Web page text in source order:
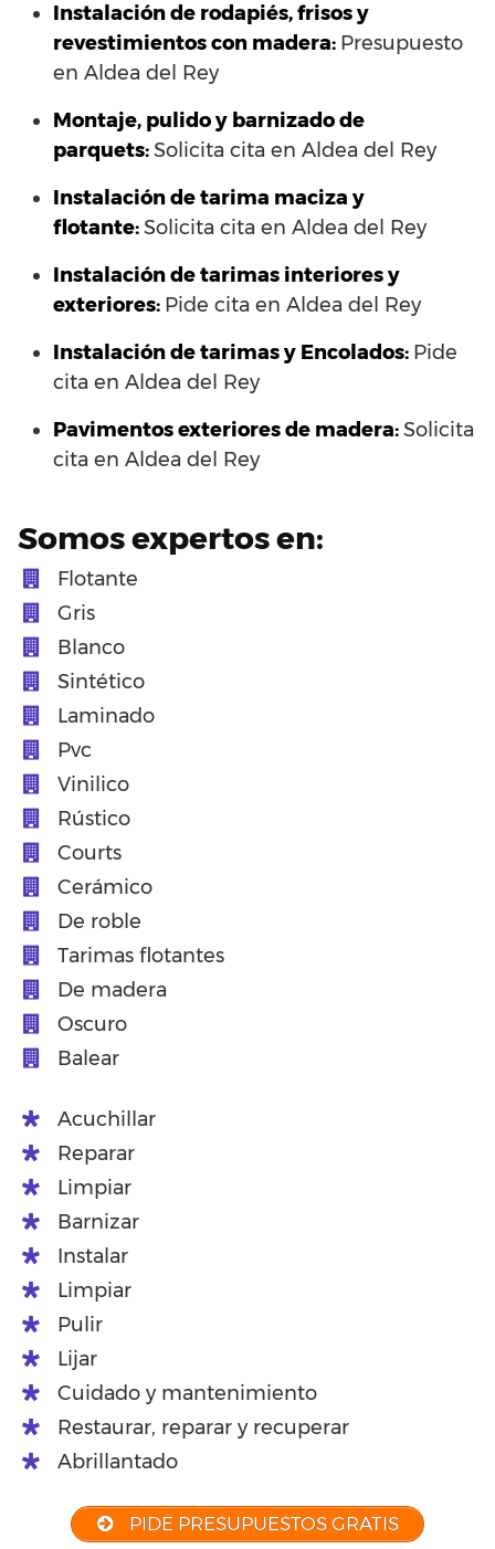
Instalación de rodapiés, frisos y
revestimientos con madera: Presupuesto
en Aldea del Rey
Montaje, pulido y barnizado de
parquets:Solicita cita en Aldea del Rey
Instalación de tarima maciza y
flotante:Solicita cita en Aldea del Rey
Instalación de tarimas interiores y
exteriores: Pide cita en Aldea del Rey
Instalación de tarimas y Encolados: Pide
cita en Aldea del Rey
Pavimentos exteriores de madera:Solicita
cita en Aldea del Rey
Somos expertos en:
Flotante
Gris
Blanco
Sintético
Laminado
Pvc
Vinilico
Rústico
Courts
Cerámico
De roble
Tarimas flotantes
De madera
Oscuro
Balear
Acuchillar
Reparar
Limpiar
Barnizar
Instalar
Limpiar
Pulir
Lijar
Cuidado y mantenimiento
Restaurar, reparar y recuperar
Abrillantado
PIDE PRESUPUESTOS GRATIS